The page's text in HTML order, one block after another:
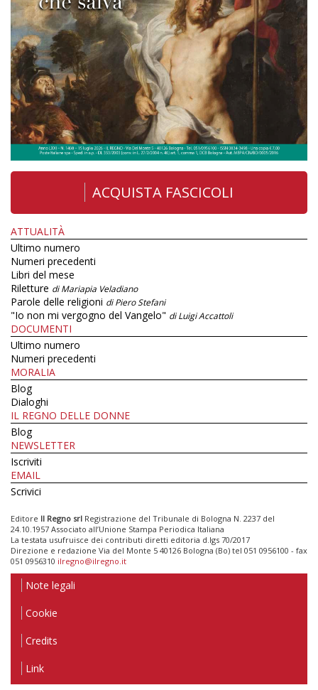
ACQUISTA FASCICOLI
ATTUALITÀ
Ultimo numero
Numeri precedenti
Libri del mese
Riletture di Mariapia Veladiano
Parole delle religioni di Piero Stefani
"Io non mi vergogno del Vangelo" di Luigi Accattoli
DOCUMENTI
Ultimo numero
Numeri precedenti
MORALIA
Blog
Dialoghi
IL REGNO DELLE DONNE
Blog
NEWSLETTER
Iscriviti
EMAIL
Scrivici
Editore Il Regno srl Registrazione del Tribunale di Bologna N. 2237 del
24.10.1957 Associato all’Unione Stampa Periodica Italiana
La testata usufruisce dei contributi diretti editoria d.lgs 70/2017
Direzione e redazione Via del Monte 5 40126 Bologna (Bo) tel 051 0956100 - fax
051 0956310 ilregno@ilregno.it
Note legali
Cookie
Credits
Link